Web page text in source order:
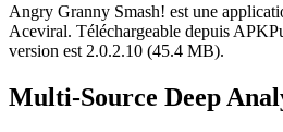
Angry Granny Smash! est une
Aceviral. Téléchargeable depuis
version est 2.0.2.10 (45.4 MB).
Multi-Source Deep